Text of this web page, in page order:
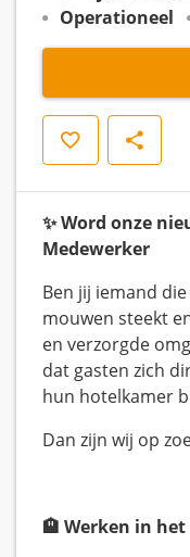
Operationeel
Opslaan Delen
✨ Word onze
Medewerker
Ben jij iemand
mouwen steekt
en verzorgde
dat gasten zich
hun hotelkamer
Dan zijn wij op
🏨 Werken in